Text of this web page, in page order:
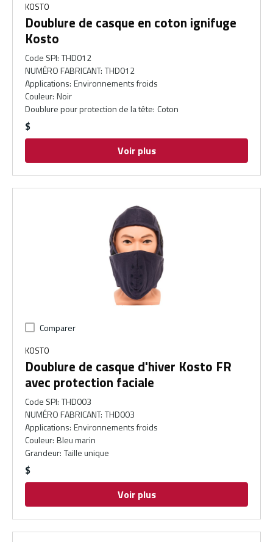
KOSTO
Doublure de casque en coton ignifuge
Kosto
Code SPI: THD012
NUMÉRO FABRICANT: THD012
Applications: Environnements froids
Couleur: Noir
Doublure pour protection de la tête: Coton
$
Voir plus
Comparer
KOSTO
Doublure de casque d'hiver Kosto FR
avec protection faciale
Code SPI: THD003
NUMÉRO FABRICANT: THD003
Applications: Environnements froids
Couleur: Bleu marin
Grandeur: Taille unique
$
Voir plus